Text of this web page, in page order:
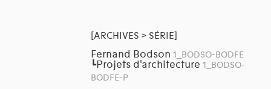
[ARCHIVES > SÉRIE]
Fernand Bodson 1_BODSO-BODFE
┗Projets d'architecture 1_BODSO-
BODFE-P